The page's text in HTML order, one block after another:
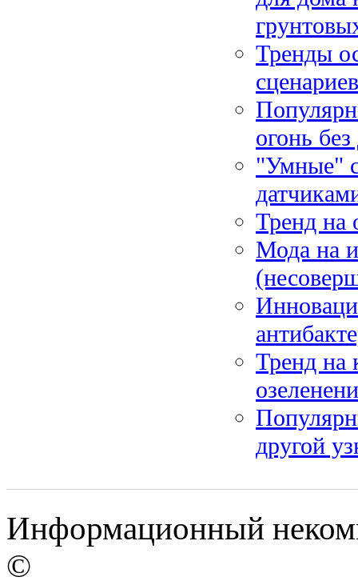
Тренды
огонь
"Умные"
Тренд на
Мода на
Тренд на
другой
Информационный
©